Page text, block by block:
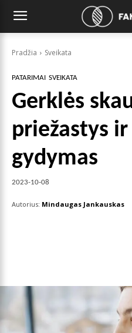
Pradžia Sveikata
PATARIMAI SVEIKATA
Gerklės
priežastys
gydymas
2023-10-08
Autorius: Mindaugas Jankauskas